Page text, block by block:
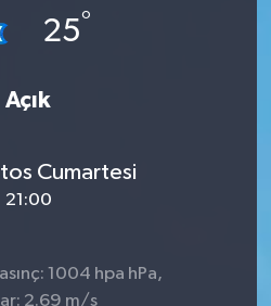
25°
Açık
Cumartesi
21:00
1004 hpa hPa,
2.69 m/s